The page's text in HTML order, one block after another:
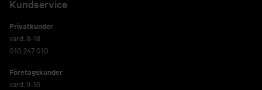
Kundservice
Privatkunder
vard. 8-18
010 247 010
Företagskunder
vard. 9-16